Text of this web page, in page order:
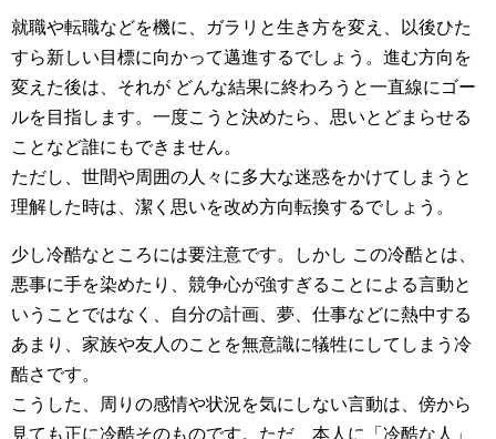
就職や転職などを機に、ガラリと生き方を変え、以後ひた
すら新しい目標に向かって邁進するでしょう。進む方向を
変えた後は、それが どんな結果に終わろうと一直線にゴー
ルを目指します。一度こうと決めたら、思いとどまらせる
ことなど誰にもできません。
ただし、世間や周囲の人々に多大な迷惑をかけてしまうと
理解した時は、潔く思いを改め方向転換するでしょう。
少し冷酷なところには要注意です。しかし この冷酷とは、
悪事に手を染めたり、競争心が強すぎることによる言動と
いうことではなく、自分の計画、夢、仕事などに熱中する
あまり、家族や友人のことを無意識に犠牲にしてしまう冷
酷さです。
こうした、周りの感情や状況を気にしない言動は、傍から
見ても正に冷酷そのものです。ただ、本人に「冷酷な人」